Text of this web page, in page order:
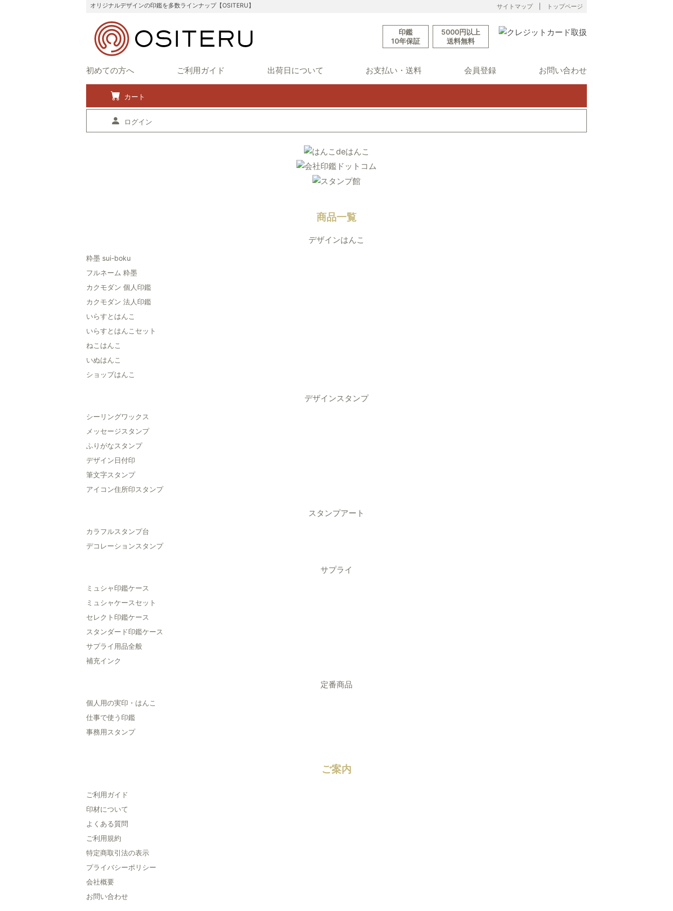
オリジナルデザインの印鑑を多数ラインナップ【OSITERU】 トップページ
サイトマップ|
5000円以上
送料無料
印鑑
10年保証
初めての方へ ご利用ガイド 出荷日について お支払い・送料 会員登録 お問い合わせ
カート
ログイン
商品一覧
デザインはんこ
粋墨 sui-boku
フルネーム 粋墨
カクモダン 個人印鑑
カクモダン 法人印鑑
いらすとはんこ
いらすとはんこセット
ねこはんこ
いぬはんこ
ショップはんこ
デザインスタンプ
シーリングワックス
メッセージスタンプ
ふりがなスタンプ
デザイン日付印
筆文字スタンプ
アイコン住所印スタンプ
スタンプアート
カラフルスタンプ台
デコレーションスタンプ
サプライ
ミュシャ印鑑ケース
ミュシャケースセット
セレクト印鑑ケース
スタンダード印鑑ケース
サプライ用品全般
補充インク
定番商品
個人用の実印・はんこ
仕事で使う印鑑
事務用スタンプ
ご案内
ご利用ガイド
印材について
よくある質問
ご利用規約
特定商取引法の表示
プライバシーポリシー
会社概要
お問い合わせ